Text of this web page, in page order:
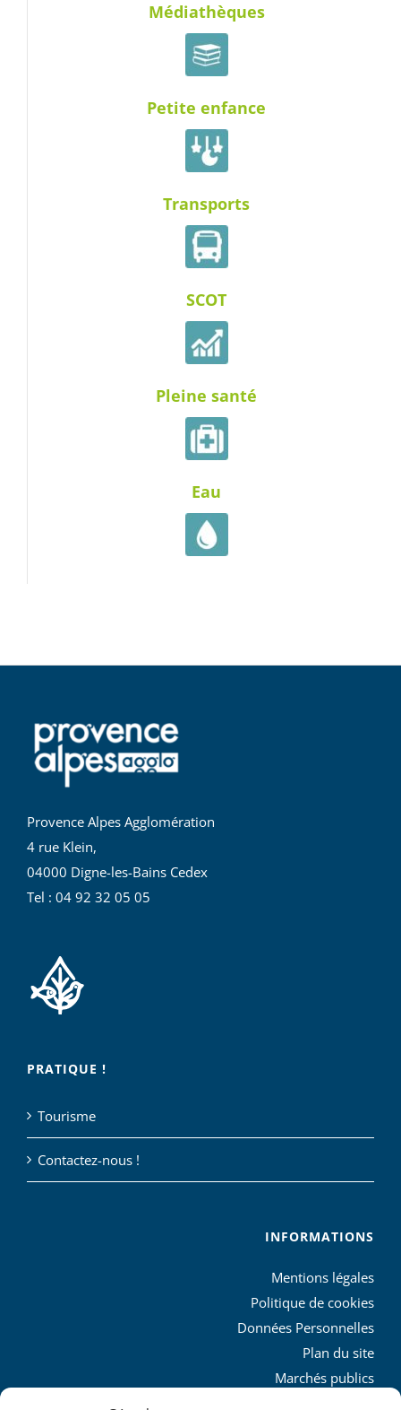
Médiathèques
Petite enfance
Transports
SCOT
Pleine santé
Eau
Provence Alpes Agglomération
4 rue Klein,
04000 Digne-les-Bains Cedex
Tel : 04 92 32 05 05
PRATIQUE !
Tourisme
Contactez-nous !
INFORMATIONS
Mentions légales
Politique de cookies
Données Personnelles
Plan du site
Marchés publics